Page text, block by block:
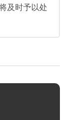
及时予以处